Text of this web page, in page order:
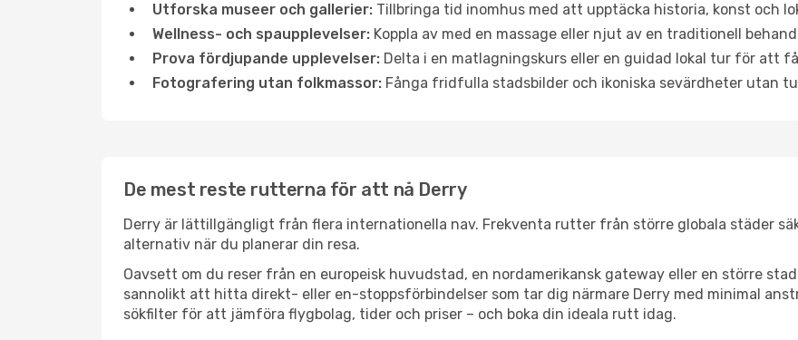
Utforska museer och gallerier: Tillbringa tid inomhus med att upptäcka historia, konst och
Wellness- och spaupplevelser: Koppla av med en massage eller njut av en traditionell
Prova fördjupande upplevelser: Delta i en matlagningskurs eller en guidad lokal tur för att
Fotografering utan folkmassor: Fånga fridfulla stadsbilder och ikoniska sevärdheter utan
De mest reste rutterna för att nå Derry
Derry är lättillgängligt från flera internationella nav. Frekventa rutter från större globala städer
alternativ när du planerar din resa.
Oavsett om du reser från en europeisk huvudstad, en nordamerikansk gateway eller en större
sannolikt att hitta direkt- eller en-stoppsförbindelser som tar dig närmare Derry med minimal
sökfilter för att jämföra flygbolag, tider och priser – och boka din ideala rutt idag.